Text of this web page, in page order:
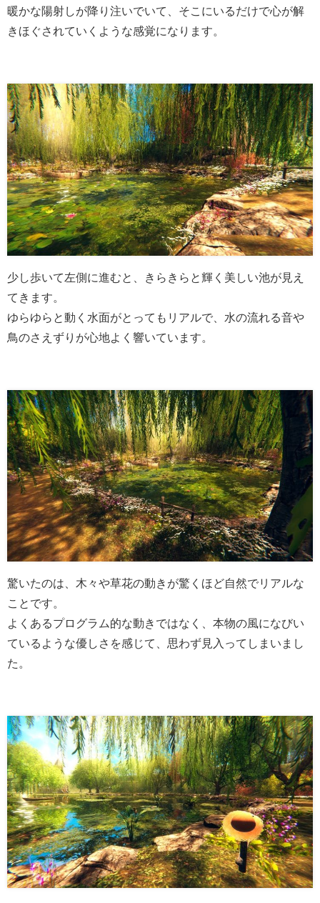
暖かな陽射しが降り注いでいて、そこにいるだけで心が解
きほぐされていくような感覚になります。
少し歩いて左側に進むと、きらきらと輝く美しい池が見え
てきます。
ゆらゆらと動く水面がとってもリアルで、水の流れる音や
鳥のさえずりが心地よく響いています。
驚いたのは、木々や草花の動きが驚くほど自然でリアルな
ことです。
よくあるプログラム的な動きではなく、本物の風になびい
ているような優しさを感じて、思わず見入ってしまいまし
た。